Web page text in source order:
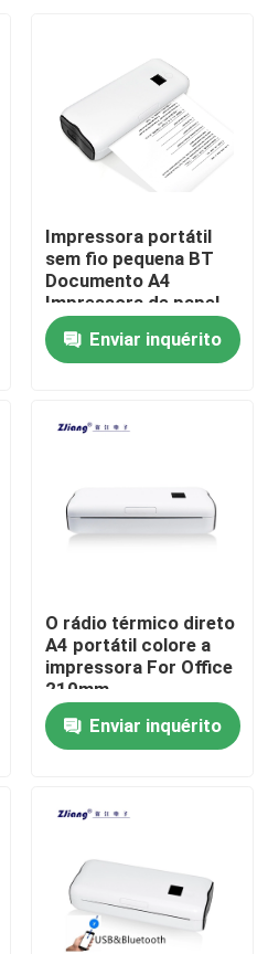
posição
58mm
Impressora portátil
sem fio pequena BT
Documento A4
Impressora de papel
210 mm
Enviar inquérito
O rádio térmico direto
A4 portátil colore a
impressora For Office
210mm
Enviar inquérito